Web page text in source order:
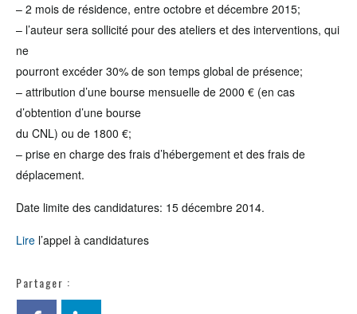
– 2 mois de résidence, entre octobre et décembre 2015;
– l’auteur sera sollicité pour des ateliers et des interventions, qui
ne
pourront excéder 30% de son temps global de présence;
– attribution d’une bourse mensuelle de 2000 € (en cas
d’obtention d’une bourse
du CNL) ou de 1800 €;
– prise en charge des frais d’hébergement et des frais de
déplacement.
Date limite des candidatures: 15 décembre 2014.
Lire l’appel à candidatures
Partager :